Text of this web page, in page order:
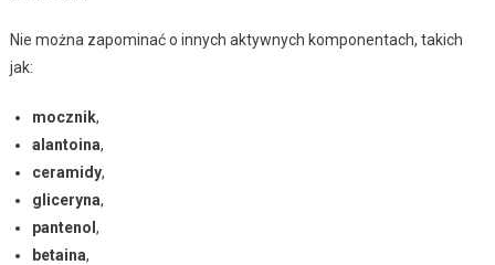
Nie można zapominać o innych aktywnych komponentach, takich
jak:
mocznik,
alantoina,
ceramidy,
gliceryna,
pantenol ,
betaina,